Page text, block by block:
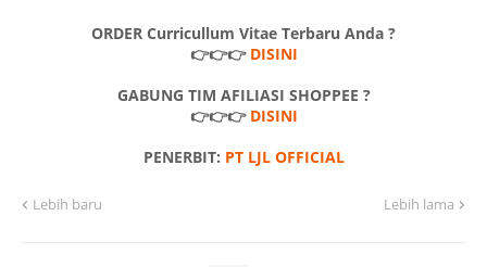
ORDER Curricullum Vitae Terbaru Anda ?
👉👉👉 DISINI
GABUNG TIM AFILIASI SHOPPEE ?
👉👉👉 DISINI
PENERBIT: PT LJL OFFICIAL
Lebih baru Lebih lama